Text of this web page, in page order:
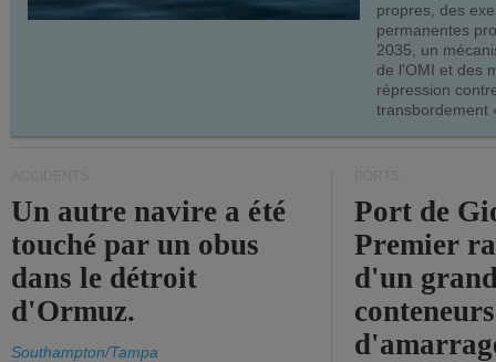
propres, des
permanentes
2035, un
de l'OMI et des
répression
transbordement
Un autre navire a été
touché par un obus
dans le détroit
d'Ormuz.
Southampton/Tampa
Port de
Premier
d'un